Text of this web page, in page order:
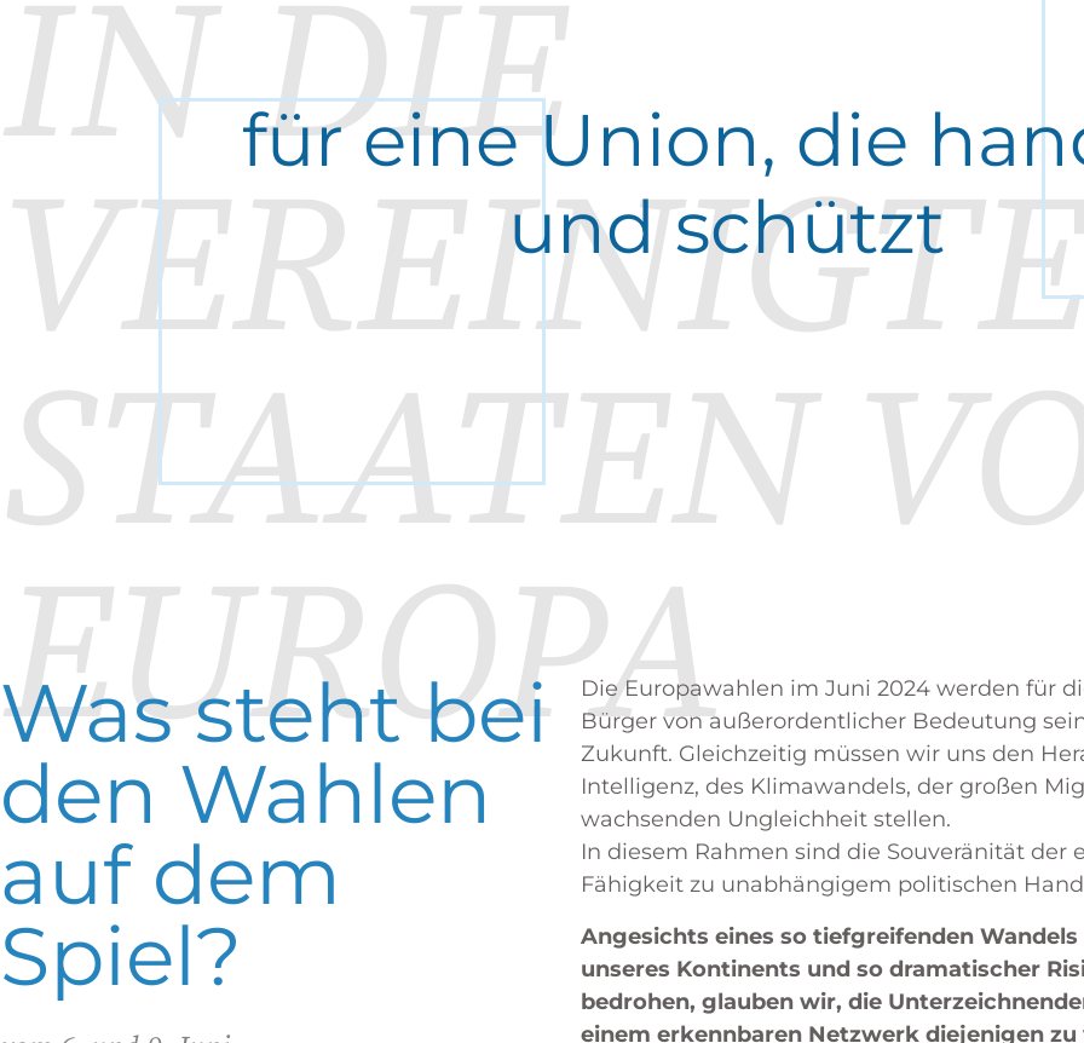
für eine Union, die
und schützt
IN DIE
STAATEN
EUROPA
Was steht bei
den Wahlen
auf dem
Spiel?
Die Europawahlen im Juni 2024 werden für
Bürger von außerordentlicher Bedeutung
Zukunft. Gleichzeitig müssen wir uns den
Intelligenz, des Klimawandels, der großen
wachsenden Ungleichheit stellen.
In diesem Rahmen sind die Souveränität der
Fähigkeit zu unabhängigem politischen
Angesichts eines so tiefgreifenden
unseres Kontinents und so dramatischer
bedrohen, glauben wir, die
einem erkennbaren Netzwerk diejenigen zu